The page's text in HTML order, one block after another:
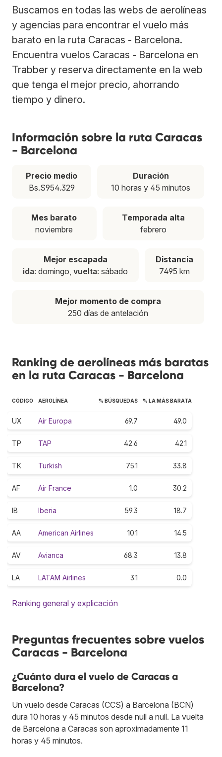
Buscamos en todas las webs de aerolíneas
y agencias para encontrar el vuelo más
barato en la ruta Caracas - Barcelona.
Encuentra vuelos Caracas - Barcelona en
Trabber y reserva directamente en la web
que tenga el mejor precio, ahorrando
tiempo y dinero.
Información sobre la ruta Caracas
- Barcelona
Precio medio
Bs.S954.329
Duración
10 horas y 45 minutos
Mes barato
noviembre
Temporada alta
febrero
Mejor escapada
ida: domingo, vuelta: sábado
Distancia
7495 km
Mejor momento de compra
250 días de antelación
Ranking de aerolíneas más baratas
en la ruta Caracas - Barcelona
CÓDIGO AEROLÍNEA % BÚSQUEDAS % LA MÁS BARATA
UX Air Europa 69.7 49.0
TP TAP 42.6 42.1
TK Turkish 75.1 33.8
AF Air France 1.0 30.2
IB Iberia 59.3 18.7
AA American Airlines 10.1 14.5
AV Avianca 68.3 13.8
LA LATAM Airlines 3.1 0.0
Ranking general y explicación
Preguntas frecuentes sobre vuelos
Caracas - Barcelona
¿Cuánto dura el vuelo de Caracas a
Barcelona?
Un vuelo desde Caracas (CCS) a Barcelona (BCN)
dura 10 horas y 45 minutos desde null a null. La vuelta
de Barcelona a Caracas son aproximadamente 11
horas y 45 minutos.